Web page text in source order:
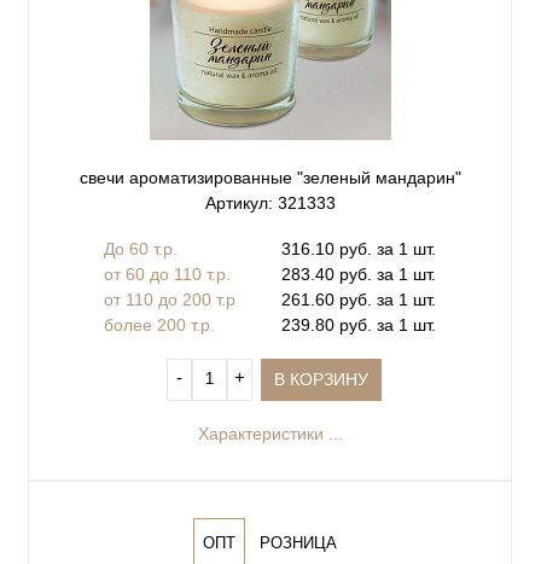
свечи ароматизированные "зеленый мандарин"
Артикул: 321333
До 60 т.р.
316.10 руб. за 1 шт.
от 60 до 110 т.р.
283.40 руб. за 1 шт.
от 110 до 200 т.р
261.60 руб. за 1 шт.
более 200 т.р.
239.80 руб. за 1 шт.
‐ + В КОРЗИНУ
Характеристики ...
ОПТ РОЗНИЦА